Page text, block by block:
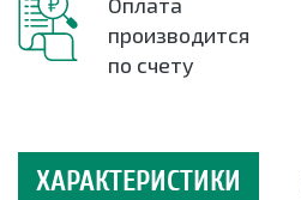
производится
по счету
ХАРАКТЕРИСТИКИ